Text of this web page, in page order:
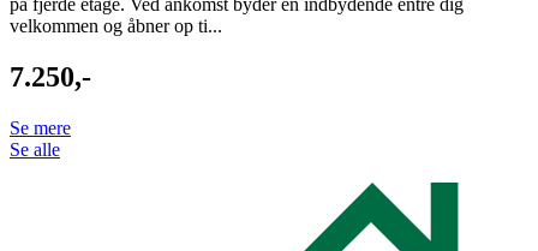
velkommen og åbner op ti...
7.250,-
Se mere
Se alle